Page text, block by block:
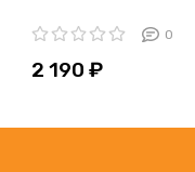
0
2 190 ₽